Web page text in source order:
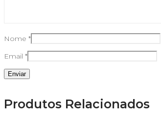
Nome *
Email *
Produtos Relacionados